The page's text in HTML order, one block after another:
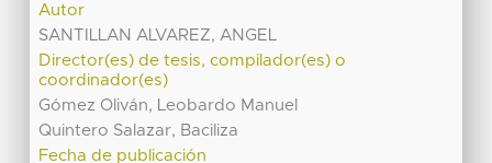
Autor
SANTILLAN ALVAREZ, ANGEL
Director(es) de tesis, compilador(es) o
coordinador(es)
Gómez Oliván, Leobardo Manuel
Quintero Salazar, Baciliza
Fecha de publicación